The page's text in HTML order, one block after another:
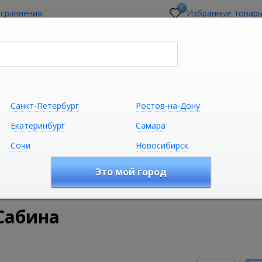
0 Избранные
Сантехника Климатическая
Комплектующие для сантехники
Санкт-Петербург
Ростов-на-Дону
Екатеринбург
Самара
Сочи Новосибирск
Это мой город